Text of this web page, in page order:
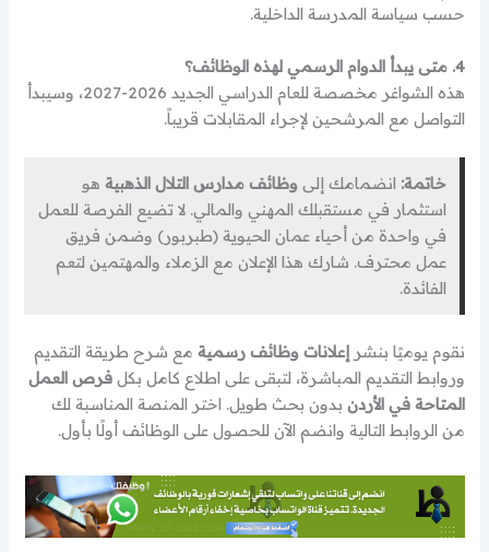
حسب سياسة المدرسة الداخلية.
4. متى يبدأ الدوام الرسمي لهذه الوظائف؟
هذه الشواغر مخصصة للعام الدراسي الجديد 2026-2027، وسيبدأ
التواصل مع المرشحين لإجراء المقابلات قريباً.
خاتمة: انضمامك إلىوظائف مدارس التلال الذهبية هو
استثمار في مستقبلك المهني والمالي. لا تضيع الفرصة للعمل
في واحدة من أحياء عمان الحيوية (طبربور) وضمن فريق
عمل محترف. شارك هذا الإعلان مع الزملاء والمهتمين لتعم
الفائدة.
نقوم يوميًا بنشرإعلانات وظائف رسمية مع شرح طريقة التقديم
وروابط التقديم المباشرة، لتبقى على اطلاع كامل بكلفرص العمل
المتاحة في الأردن بدون بحث طويل. اختر المنصة المناسبة لك
من الروابط التالية وانضم الآن للحصول على الوظائف أولًا بأول.